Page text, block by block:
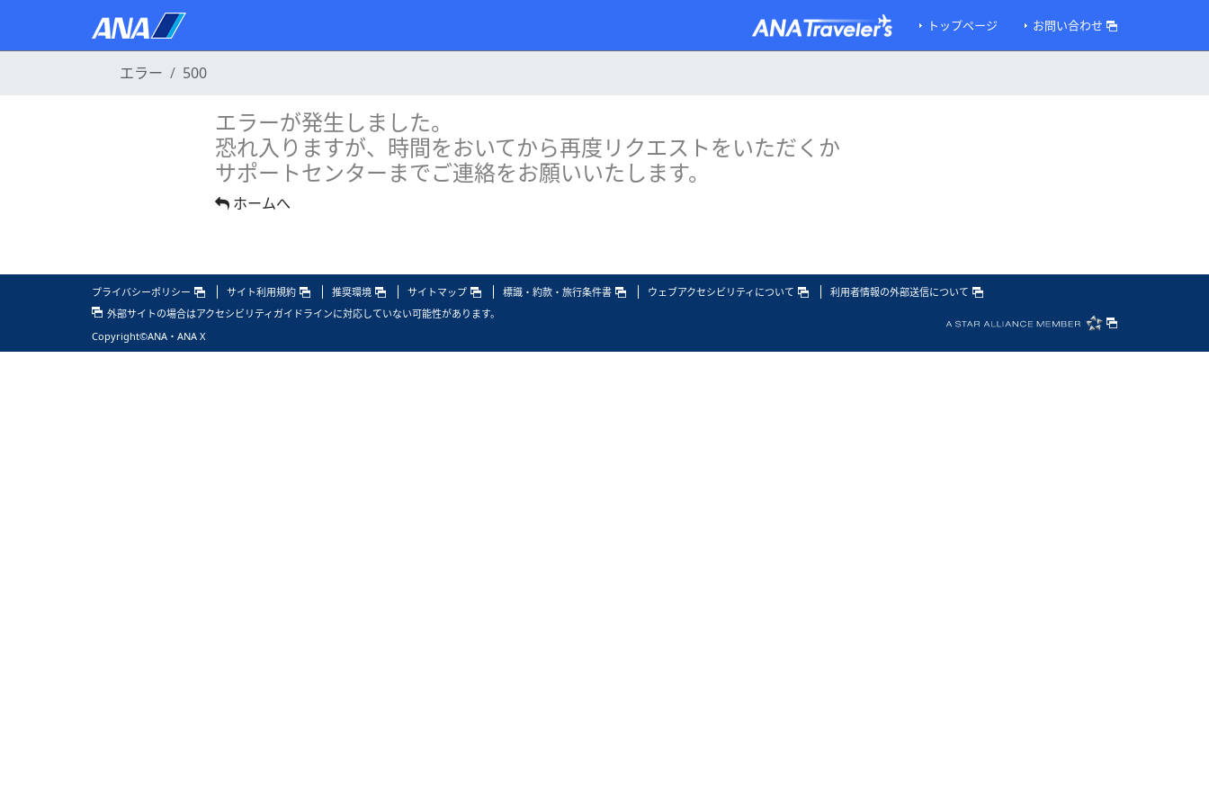
トップページ お問い合わせ
エラー 500
エラーが発生しました。
恐れ入りますが、時間をおいてから再度リクエストをいただくか
サポートセンターまでご連絡をお願いいたします。
ホームへ
プライバシーポリシー サイト利用規約 推奨環境 サイトマップ 標識・約款・旅行条件書 ウェブアクセシビリティについて
利用者情報の外部送信について
外部サイトの場合はアクセシビリティガイドラインに対応していない可能性があります。
Copyright©ANA・ANA X